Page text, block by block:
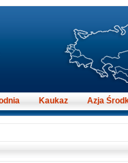
Kaukaz Azja